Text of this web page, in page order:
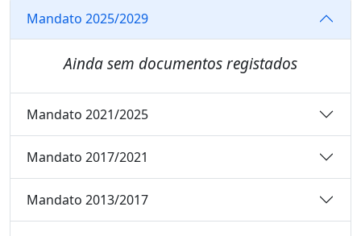
Mandato 2025/2029
Ainda sem documentos registados
Mandato 2021/2025
Mandato 2017/2021
Mandato 2013/2017